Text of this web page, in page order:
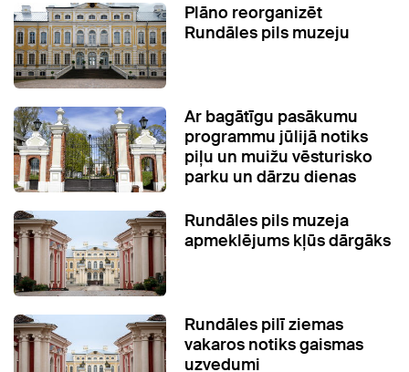
Plāno reorganizēt
Rundāles pils muzeju
Ar bagātīgu pasākumu
programmu jūlijā notiks
piļu un muižu vēsturisko
parku un dārzu dienas
Rundāles pils muzeja
apmeklējums kļūs dārgāks
Rundāles pilī ziemas
vakaros notiks gaismas
uzvedumi